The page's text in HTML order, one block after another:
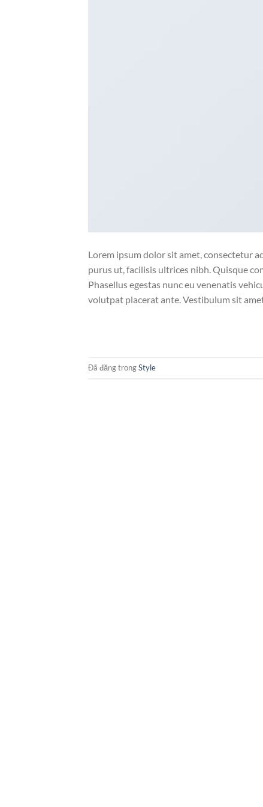
Lorem ipsum dolor sit amet, consectetur
purus ut, facilisis ultrices nibh. Quisque
Phasellus egestas nunc eu venenatis
volutpat placerat ante. Vestibulum sit
Đã đăng trongStyle